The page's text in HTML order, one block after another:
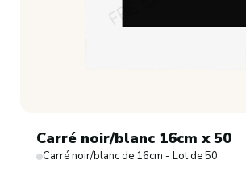
Carré noir/blanc 16cm x 50
Carré noir/blanc de 16cm - Lot de 50